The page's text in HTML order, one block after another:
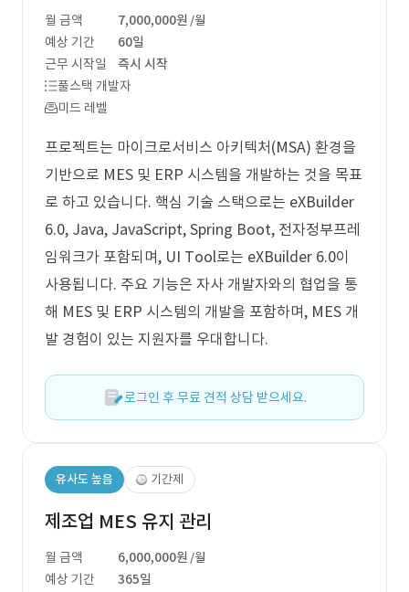
월 금액 7,000,000원 /월
예상 기간
60일
근무 시작일
즉시 시작
풀스택 개발자
미드 레벨
프로젝트는 마이크로서비스 아키텍처(MSA) 환경을
기반으로 MES 및 ERP 시스템을 개발하는 것을 목표
로 하고 있습니다. 핵심 기술 스택으로는 eXBuilder
6.0, Java, JavaScript, Spring Boot, 전자정부프레
임워크가 포함되며, UI Tool로는 eXBuilder 6.0이
사용됩니다. 주요 기능은 자사 개발자와의 협업을 통
해 MES 및 ERP 시스템의 개발을 포함하며, MES 개
발 경험이 있는 지원자를 우대합니다.
로그인 후 무료 견적 상담 받으세요.
유사도 높음 기간제
제조업 MES 유지 관리
월 금액 6,000,000원 /월
예상 기간
365일